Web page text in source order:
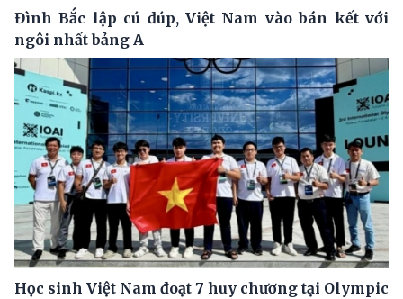
Đình Bắc lập cú đúp, Việt Nam vào bán kết với
ngôi nhất bảng A
Học sinh Việt Nam đoạt 7 huy chương tại Olympic